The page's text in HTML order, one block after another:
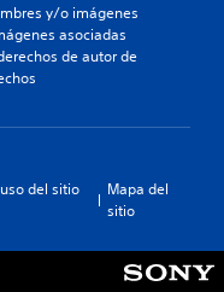
y/o imágenes
asociadas
de autor de
del sitio
Mapa del
sitio